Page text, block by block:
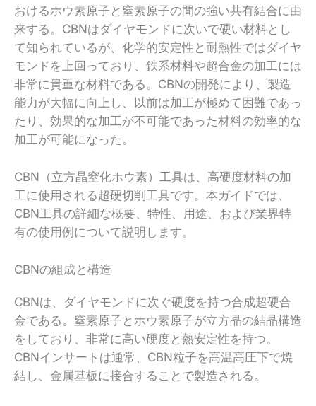
おけるホウ素原子と窒素原子の間の強い共有結合に由
来する。CBNはダイヤモンドに次いで硬い材料とし
て知られているが、化学的安定性と耐熱性ではダイヤ
モンドを上回っており、鉄系材料や超合金の加工には
非常に貴重な材料である。CBNの開発により、製造
能力が大幅に向上し、以前は加工が極めて困難であっ
たり、効果的な加工が不可能であった材料の効率的な
加工が可能になった。
CBN（立方晶窒化ホウ素）工具は、高硬度材料の加
工に使用される超硬切削工具です。本ガイドでは、
CBN工具の詳細な概要、特性、用途、および業界特
有の使用例について説明します。
CBNの組成と構造
CBNは、ダイヤモンドに次ぐ硬度を持つ合成超硬合
金である。窒素原子とホウ素原子が立方晶の結晶構造
をしており、非常に高い硬度と熱安定性を持つ。
CBNインサートは通常、CBN粒子を高温高圧下で焼
結し、金属基板に接合することで製造される。